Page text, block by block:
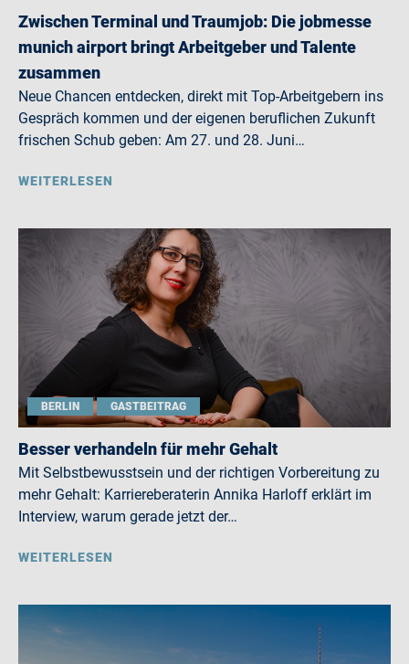
Zwischen Terminal und Traumjob: Die jobmesse
munich airport bringt Arbeitgeber und Talente
zusammen
Neue Chancen entdecken, direkt mit Top-Arbeitgebern ins
Gespräch kommen und der eigenen beruflichen Zukunft
frischen Schub geben: Am 27. und 28. Juni…
WEITERLESEN
BERLIN GASTBEITRAG
Besser verhandeln für mehr Gehalt
Mit Selbstbewusstsein und der richtigen Vorbereitung zu
mehr Gehalt: Karriereberaterin Annika Harloff erklärt im
Interview, warum gerade jetzt der…
WEITERLESEN